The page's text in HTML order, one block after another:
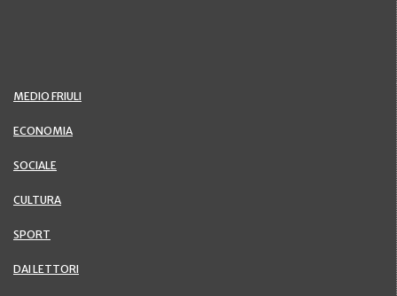
MEDIO FRIULI
ECONOMIA
SOCIALE
CULTURA
SPORT
DAI LETTORI